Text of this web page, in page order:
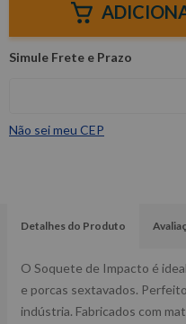
Não sei meu CEP
Detalhes do Produto
O Soquete de Impacto é
e porcas sextavados.
indústria. Fabricados com